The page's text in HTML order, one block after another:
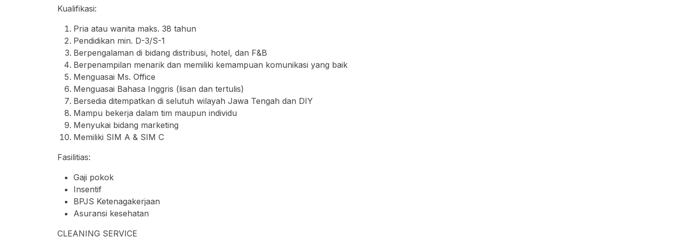
Kualifikasi:
Pria atau wanita maks. 38 tahun
Pendidikan min. D-3/S-1
Berpengalaman di bidang distribusi, hotel, dan F&B
Berpenampilan menarik dan memiliki kemampuan komunikasi yang baik
Menguasai Ms. Office
Menguasai Bahasa Inggris (lisan dan tertulis)
Bersedia ditempatkan di selutuh wilayah Jawa Tengah dan DIY
Mampu bekerja dalam tim maupun individu
Menyukai bidang marketing
Memiliki SIM A & SIM C
Fasilitias:
Gaji pokok
Insentif
BPJS Ketenagakerjaan
Asuransi kesehatan
CLEANING SERVICE